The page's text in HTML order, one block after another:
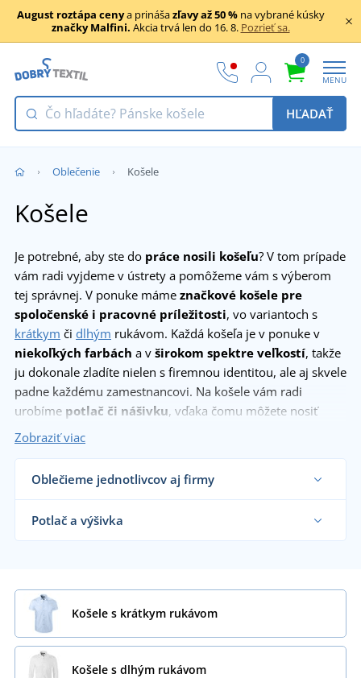
August roztápa cenya prinášazľavy až 50 %na vybrané kúsky
značky Malfini. Akcia trvá len do 16. 8. Pozrieť sa.
0
MENU
HĽADAŤ
Oblečenie Košele
Košele
Je potrebné, aby ste do práce nosili košeľu? V tom prípade
vám radi vyjdeme v ústrety a pomôžeme vám s výberom
tej správnej. V ponuke máme značkové košele pre
spoločenské i pracovné príležitosti, vo variantoch s
krátkym či dlhým rukávom. Každá košeľa je v ponuke v
niekoľkých farbách a v širokom spektre veľkostí, takže
ju dokonale zladíte nielen s firemnou identitou, ale aj skvele
padne každému zamestnancovi. Na košele vám radi
urobíme potlač či nášivku, vďaka čomu môžete nosiť
hrdo na hrudi svoje logo.
Zobraziť viac
Oblečieme jednotlivcov aj firmy
Dodávame košele reklamným agentúram, firmám,
obchodníkom s textilom, školám aj koncovým
zákazníkom už od 1 kusu.
Chcem vedieť viac
Potlač a výšivka
Košele s krátkym rukávom
Košele s dlhým rukávom